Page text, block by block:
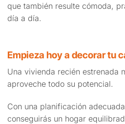
que también resulte cómoda,
día a día.
Empieza hoy a decorar tu
Una vivienda recién estrenada
aproveche todo su potencial.
Con una planificación
conseguirás un hogar